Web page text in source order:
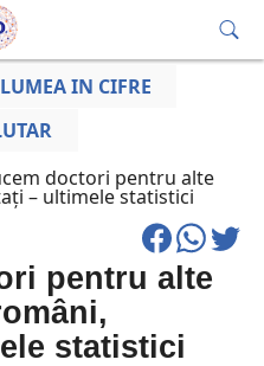
LUMEA IN CIFRE
doctori pentru alte
– ultimele statistici
pentru alte
statistici